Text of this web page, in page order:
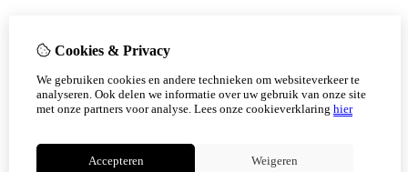
Cookies & Privacy
We gebruiken cookies en andere technieken om websiteverkeer te
analyseren. Ook delen we informatie over uw gebruik van onze site
met onze partners voor analyse. Lees onze cookieverklaring hier
Accepteren Weigeren